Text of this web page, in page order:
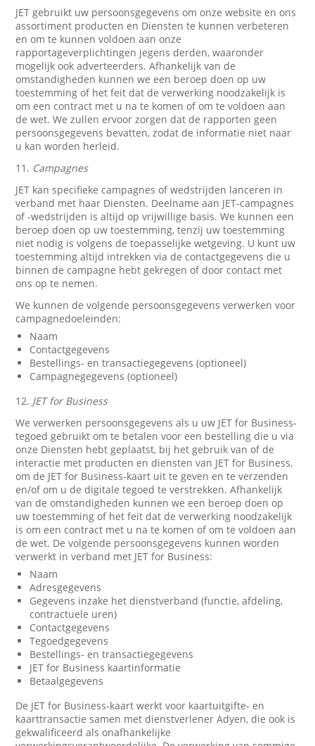
JET gebruikt uw persoonsgegevens om onze website en ons
assortiment producten en Diensten te kunnen verbeteren
en om te kunnen voldoen aan onze
rapportageverplichtingen jegens derden, waaronder
mogelijk ook adverteerders. Afhankelijk van de
omstandigheden kunnen we een beroep doen op uw
toestemming of het feit dat de verwerking noodzakelijk is
om een contract met u na te komen of om te voldoen aan
de wet. We zullen ervoor zorgen dat de rapporten geen
persoonsgegevens bevatten, zodat de informatie niet naar
u kan worden herleid.
11. Campagnes
JET kan specifieke campagnes of wedstrijden lanceren in
verband met haar Diensten. Deelname aan JET-campagnes
of -wedstrijden is altijd op vrijwillige basis. We kunnen een
beroep doen op uw toestemming, tenzij uw toestemming
niet nodig is volgens de toepasselijke wetgeving. U kunt uw
toestemming altijd intrekken via de contactgegevens die u
binnen de campagne hebt gekregen of door contact met
ons op te nemen.
We kunnen de volgende persoonsgegevens verwerken voor
campagnedoeleinden:
Naam
Contactgegevens
Bestellings- en transactiegegevens (optioneel)
Campagnegegevens (optioneel)
12. JET for Business
We verwerken persoonsgegevens als u uw JET for Business-
tegoed gebruikt om te betalen voor een bestelling die u via
onze Diensten hebt geplaatst, bij het gebruik van of de
interactie met producten en diensten van JET for Business,
om de JET for Business-kaart uit te geven en te verzenden
en/of om u de digitale tegoed te verstrekken. Afhankelijk
van de omstandigheden kunnen we een beroep doen op
uw toestemming of het feit dat de verwerking noodzakelijk
is om een contract met u na te komen of om te voldoen aan
de wet. De volgende persoonsgegevens kunnen worden
verwerkt in verband met JET for Business:
Naam
Adresgegevens
Gegevens inzake het dienstverband (functie, afdeling,
contractuele uren)
Contactgegevens
Tegoedgegevens
Bestellings- en transactiegegevens
JET for Business kaartinformatie
Betaalgegevens
De JET for Business-kaart werkt voor kaartuitgifte- en
kaarttransactie samen met dienstverlener Adyen, die ook is
gekwalificeerd als onafhankelijke